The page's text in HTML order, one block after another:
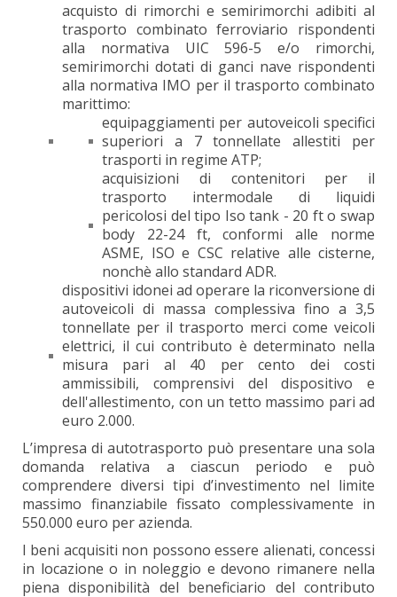
acquisto di rimorchi e semirimorchi adibiti al
trasporto combinato ferroviario rispondenti
alla normativa UIC 596-5 e/o rimorchi,
semirimorchi dotati di ganci nave rispondenti
alla normativa IMO per il trasporto combinato
marittimo:
equipaggiamenti per autoveicoli specifici
superiori a 7 tonnellate allestiti per
trasporti in regime ATP;
acquisizioni di contenitori per il
trasporto intermodale di liquidi
pericolosi del tipo Iso tank - 20 ft o swap
body 22-24 ft, conformi alle norme
ASME, ISO e CSC relative alle cisterne,
nonchè allo standard ADR.
dispositivi idonei ad operare la riconversione di
autoveicoli di massa complessiva fino a 3,5
tonnellate per il trasporto merci come veicoli
elettrici, il cui contributo è determinato nella
misura pari al 40 per cento dei costi
ammissibili, comprensivi del dispositivo e
dell'allestimento, con un tetto massimo pari ad
euro 2.000.
L’impresa di autotrasporto può presentare una sola
domanda relativa a ciascun periodo e può
comprendere diversi tipi d’investimento nel limite
massimo finanziabile fissato complessivamente in
550.000 euro per azienda.
I beni acquisiti non possono essere alienati, concessi
in locazione o in noleggio e devono rimanere nella
piena disponibilità del beneficiario del contributo